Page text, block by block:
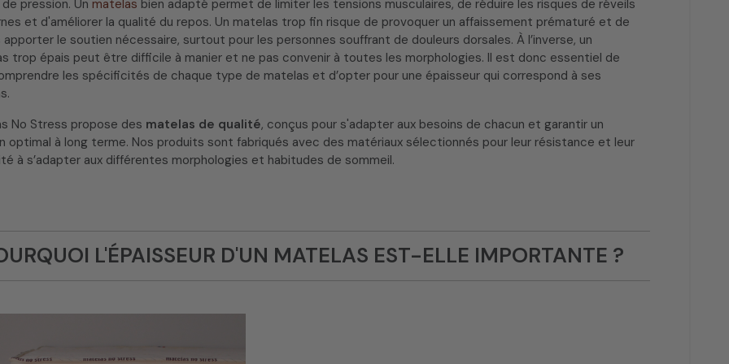
pression. Un matelas bien adapté permet de limiter les tensions musculaires, de réduire les risques de réveils
et d'améliorer la qualité du repos. Un matelas trop fin risque de provoquer un affaissement prématuré et de
apporter le soutien nécessaire, surtout pour les personnes souffrant de douleurs dorsales. À l’inverse, un
trop épais peut être difficile à manier et ne pas convenir à toutes les morphologies. Il est donc essentiel de
les spécificités de chaque type de matelas et d’opter pour une épaisseur qui correspond à ses
No Stress propose des matelas de qualité, conçus pour s'adapter aux besoins de chacun et garantir un
optimal à long terme. Nos produits sont fabriqués avec des matériaux sélectionnés pour leur résistance et leur
à s’adapter aux différentes morphologies et habitudes de sommeil.
L'ÉPAISSEUR D'UN MATELAS EST-ELLE IMPORTANTE ?